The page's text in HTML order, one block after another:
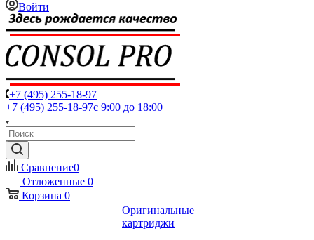
Войти
+7 (495) 255-18-97
+7 (495) 255-18-97с 9:00 до 18:00
Сравнение0
Отложенные 0
Корзина 0
Оригинальные
картриджи